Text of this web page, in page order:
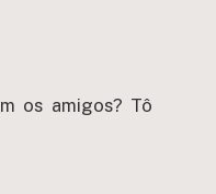
os amigos? Tô